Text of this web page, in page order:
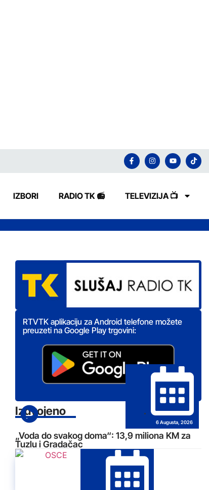
IZBORI RADIO TK 📻 TELEVIZIJA 📺
RTVTK aplikaciju za Android telefone možete
preuzeti na Google Play trgovini:
Izdvojeno
6 Augusta, 2026
„Voda do svakog doma“: 13,9 miliona KM za
Tuzlu i Gradačac